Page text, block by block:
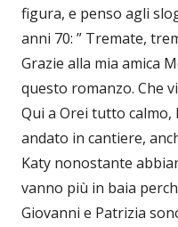
figura, e penso agli
anni 70: ” Tremate,
Grazie alla mia amica
questo romanzo. Che
Qui a Orei tutto
andato in cantiere,
Katy nonostante
vanno più in baia
Giovanni e Patrizia